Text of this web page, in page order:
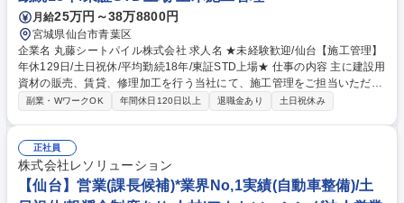
月給25万円～38万8800円
宮城県仙台市青葉区
企業名 丸藤シートパイル株式会社 求人名 ★未経験歓迎/仙台【施工管理】
年休129日/土日祝休/平均勤続18年/東証STD上場★ 仕事の内容 主に建設用
資材の販売、賃貸、修理加工を行う当社にて、施工管理をご担当いただき
ます。山留めと呼ばれる建設現場の基礎工事および作業構台の工事に関す
管理 等 ★有名なランドマークや駅・航空・高速といったインフラ、震災
地の復旧・復興工事などを支える非常にやりがいのある仕事です★ ※山留
め：基礎工事の掘削時に、周囲の土が崩れないよう支える仮設工事 募集職
種 ★未経験歓迎/仙台【施工管理】年休129日/土日祝休/平均勤続18年/東証
副業・WワークOK 年間休日120日以上 退職金あり 土日祝休み
正社員
株式会社レソリューション
【仙台】営業(課長候補)*業界No,1実績(自動車整備)/土